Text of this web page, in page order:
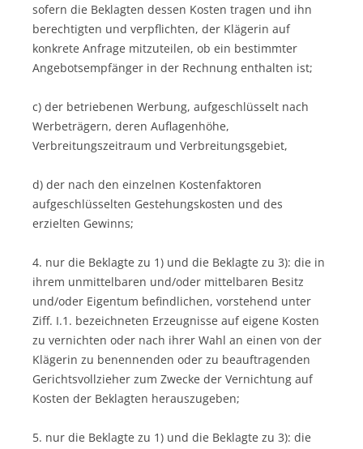
sofern die Beklagten dessen Kosten tragen und ihn
berechtigten und verpflichten, der Klägerin auf
konkrete Anfrage mitzuteilen, ob ein bestimmter
Angebotsempfänger in der Rechnung enthalten ist;
c) der betriebenen Werbung, aufgeschlüsselt nach
Werbeträgern, deren Auflagenhöhe,
Verbreitungszeitraum und Verbreitungsgebiet,
d) der nach den einzelnen Kostenfaktoren
aufgeschlüsselten Gestehungskosten und des
erzielten Gewinns;
4. nur die Beklagte zu 1) und die Beklagte zu 3): die in
ihrem unmittelbaren und/oder mittelbaren Besitz
und/oder Eigentum befindlichen, vorstehend unter
Ziff. I.1. bezeichneten Erzeugnisse auf eigene Kosten
zu vernichten oder nach ihrer Wahl an einen von der
Klägerin zu benennenden oder zu beauftragenden
Gerichtsvollzieher zum Zwecke der Vernichtung auf
Kosten der Beklagten herauszugeben;
5. nur die Beklagte zu 1) und die Beklagte zu 3): die